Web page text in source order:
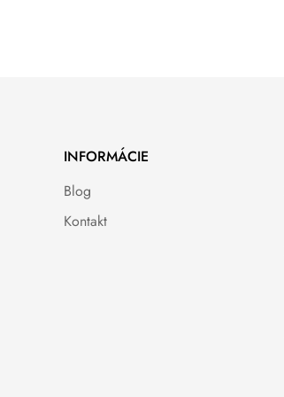
INFORMÁCIE
Blog
Kontakt